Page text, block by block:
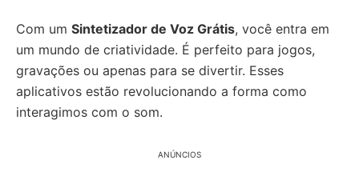
Com um Sintetizador de Voz Grátis, você entra em
um mundo de criatividade. É perfeito para jogos,
gravações ou apenas para se divertir. Esses
aplicativos estão revolucionando a forma como
interagimos com o som.
ANÚNCIOS